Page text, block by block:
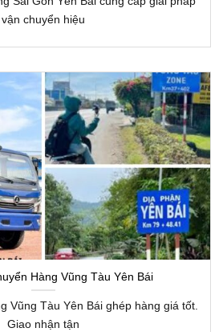
vận chuyển hiệu
Hàng Vũng Tàu Yên Bái
Vũng Tàu Yên Bái ghép hàng giá tốt.
Giao nhận tận